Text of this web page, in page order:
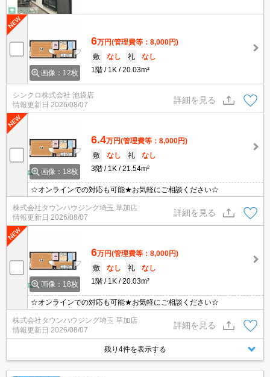
画像：12枚
6万円(管理費等：8,000円)
敷
なし 礼
なし
1階
1K 20.03m²
シンクロ株式会社 池袋店
情報更新日 2026/08/07
詳細を見る
画像：18枚
6.4万円(管理費等：8,000円)
敷
なし 礼
なし
3階
1K 21.54m²
☆オンラインでの対応も可能★お気軽にご相談ください☆
株式会社タウンハウジング埼玉 草加店
情報更新日 2026/08/07
詳細を見る
画像：18枚
6万円(管理費等：8,000円)
敷
なし 礼
なし
1階
1K 20.03m²
☆オンラインでの対応も可能★お気軽にご相談ください☆
株式会社タウンハウジング埼玉 草加店
情報更新日 2026/08/07
詳細を見る
残り4件を表示する